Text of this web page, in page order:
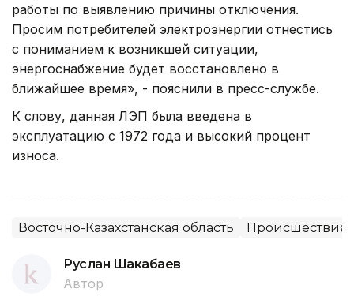
работы по выявлению причины отключения.
Просим потребителей электроэнергии отнестись
с пониманием к возникшей ситуации,
энергоснабжение будет восстановлено в
ближайшее время», - пояснили в пресс-службе.
К слову, данная ЛЭП была введена в
эксплуатацию с 1972 года и высокий процент
износа.
Восточно-Казахстанская область Происшествия,
Руслан Шакабаев
Автор